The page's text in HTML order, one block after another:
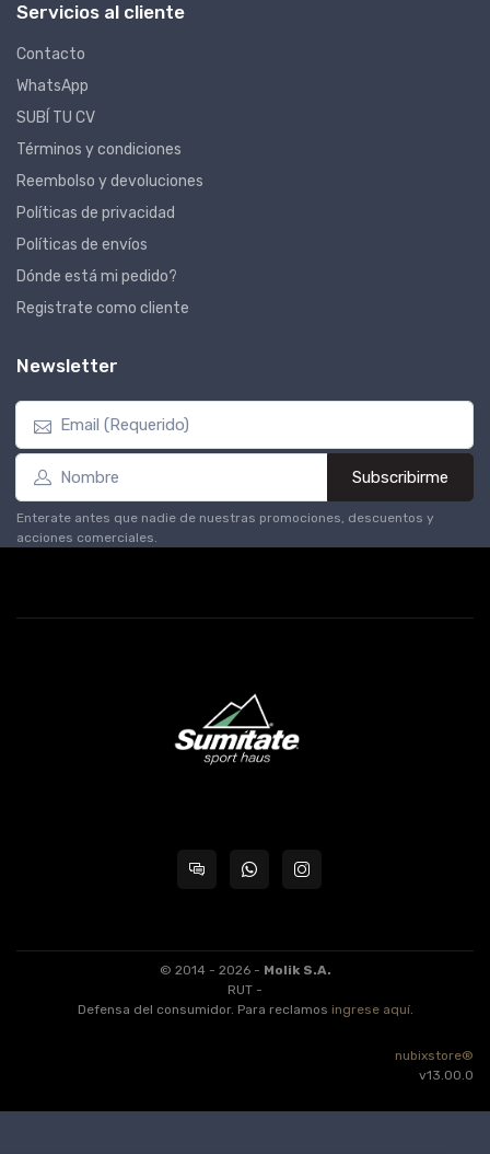
Servicios al cliente
Contacto
WhatsApp
SUBÍ TU CV
Términos y condiciones
Reembolso y devoluciones
Políticas de privacidad
Políticas de envíos
Dónde está mi pedido?
Registrate como cliente
Newsletter
Subscribirme
Enterate antes que nadie de nuestras promociones, descuentos y
acciones comerciales.
© 2014 - 2026 - Molik S.A.
RUT -
Defensa del consumidor. Para reclamos ingrese aquí.
nubixstore®
v13.00.0